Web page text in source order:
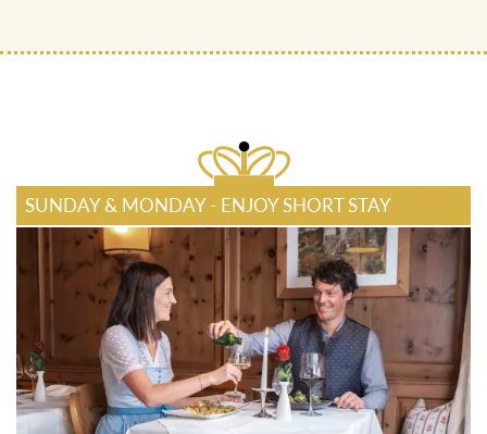
SUNDAY & MONDAY - ENJOY SHORT STAY